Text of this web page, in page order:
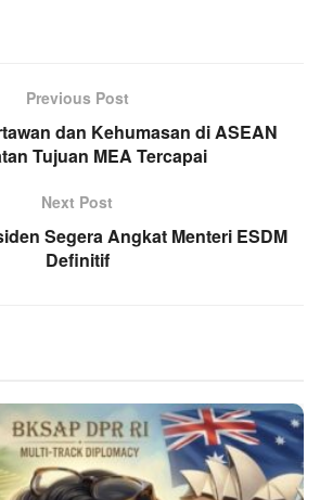
Previous Post
dan Kehumasan di ASEAN
Tujuan MEA Tercapai
Next Post
Segera Angkat Menteri ESDM
Definitif